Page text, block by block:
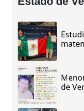
de